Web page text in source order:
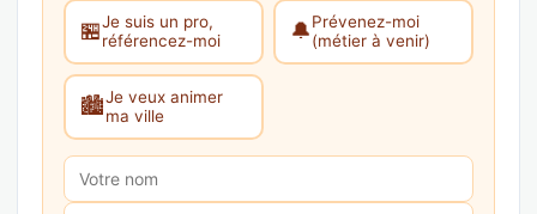
🏪Je suis un pro,
référencez-moi
🔔Prévenez-moi
(métier à venir)
🏙️Je veux animer
ma ville